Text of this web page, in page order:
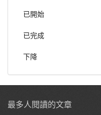
已開始
已完成
下降
最多人閱讀的文章